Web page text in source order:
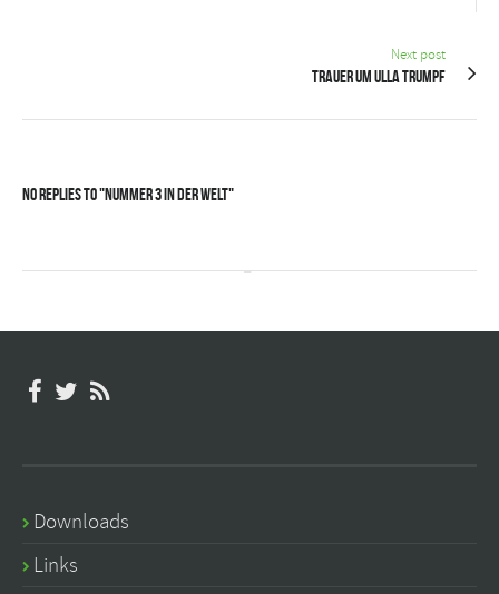
Next post
Trauer um Ulla Trumpf
No Replies to "Nummer 3 in der Welt"
Downloads
Links